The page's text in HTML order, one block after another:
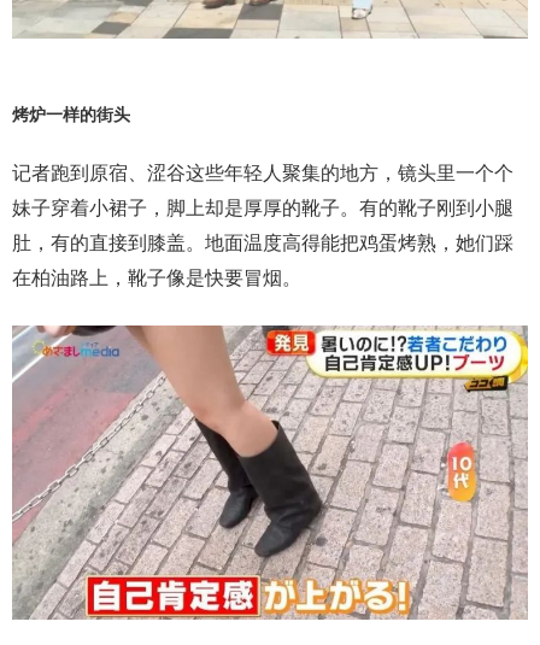
烤炉一样的街头
记者跑到原宿、涩谷这些年轻人聚集的地方，镜头里一个个
妹子穿着小裙子，脚上却是厚厚的靴子。有的靴子刚到小腿
肚，有的直接到膝盖。地面温度高得能把鸡蛋烤熟，她们踩
在柏油路上，靴子像是快要冒烟。